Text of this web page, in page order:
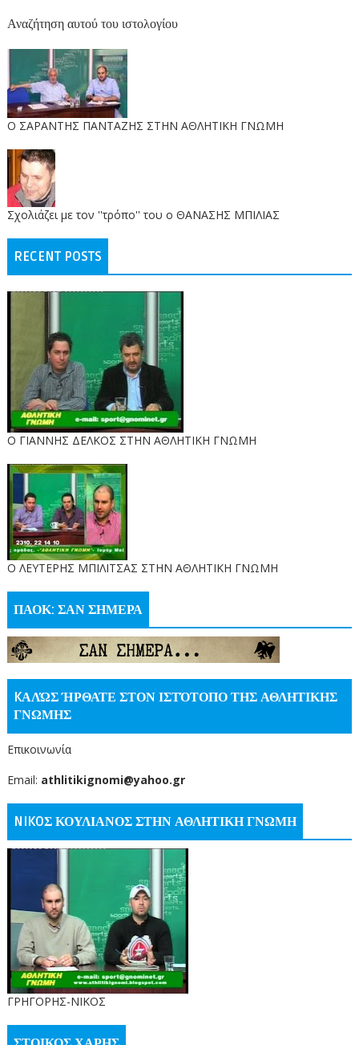
Αναζήτηση αυτού του ιστολογίου
O ΣΑΡΑΝΤΗΣ ΠΑΝΤΑΖΗΣ ΣΤΗΝ ΑΘΛΗΤΙΚΗ ΓΝΩΜΗ
Σχολιάζει με τον ''τρόπο'' του ο ΘΑΝΑΣΗΣ ΜΠΙΛΙΑΣ
RECENT POSTS
Ο ΓΙΑΝΝΗΣ ΔΕΛΚΟΣ ΣΤΗΝ ΑΘΛΗΤΙΚΗ ΓΝΩΜΗ
O ΛΕΥΤΕΡΗΣ ΜΠΙΛΙΤΣΑΣ ΣΤΗΝ ΑΘΛΗΤΙΚΗ ΓΝΩΜΗ
ΠΑΟΚ: ΣΑΝ ΣΗΜΕΡΑ
KΑΛΏΣ ΉΡΘΑΤΕ ΣΤΟΝ ΙΣΤΌΤΟΠΟ ΤΗΣ ΑΘΛΗΤΙΚΗΣ
ΓΝΩΜΗΣ
Επικοινωνία
Email: athlitikignomi@yahoo.gr
NIKOΣ ΚΟΥΛΙΑΝΟΣ ΣΤΗΝ ΑΘΛΗΤΙΚΗ ΓΝΩΜΗ
ΓΡΗΓΟΡΗΣ-ΝΙΚΟΣ